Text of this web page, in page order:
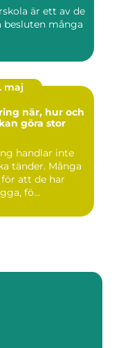
är ett av de
besluten många
maj
och
göra stor
handlar inte
tänder. Många
att de har
fö...